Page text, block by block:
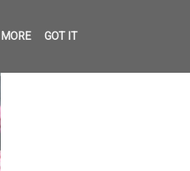
GOT IT